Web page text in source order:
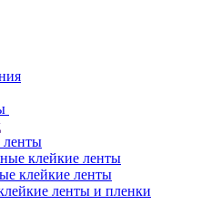
ленты
клейкие ленты
клейкие ленты
ленты и пленки